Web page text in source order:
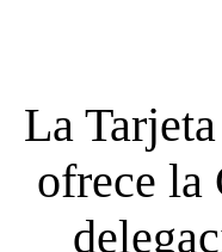
La
ofrece la